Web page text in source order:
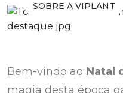
SOBRE A VIPLANT
Bem-vindo ao Natal
magia desta época